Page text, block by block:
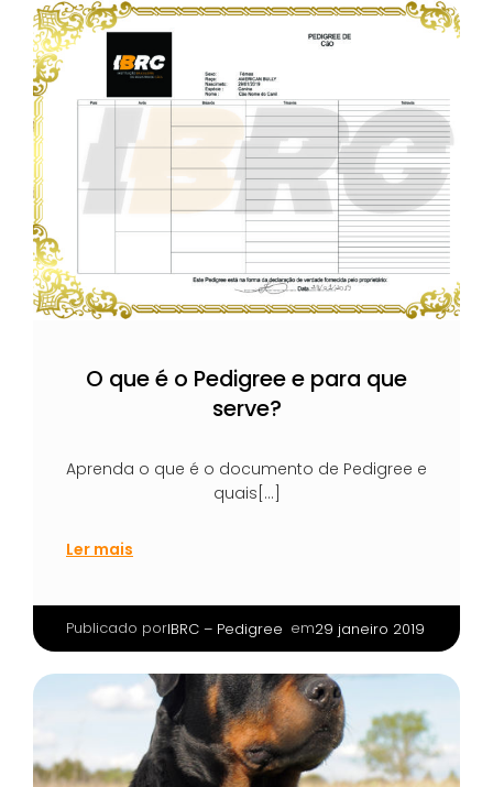
O que é o Pedigree e para que
serve?
Aprenda o que é o documento de Pedigree e
quais[…]
Ler mais
Publicado porIBRC – Pedigree em29 janeiro 2019